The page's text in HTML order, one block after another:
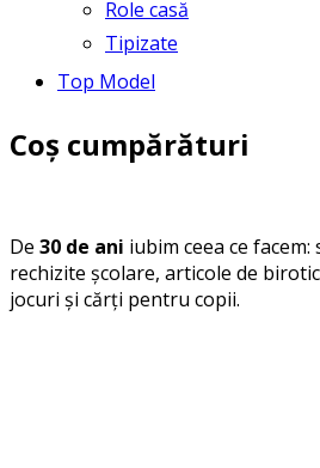
Role casă
Tipizate
Top Model
Coș cumpărături
De 30 de ani iubim ceea ce facem:
rechizite școlare, articole de
jocuri și cărți pentru copii.